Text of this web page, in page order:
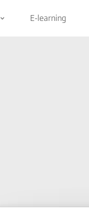
keyboard_arrow_down E-learning